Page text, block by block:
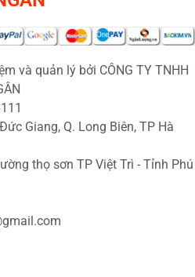
và quản lý bởi CÔNG TY TNHH
Giang, Q. Long Biên, TP Hà
thọ sơn TP Việt Trì - Tỉnh Phú